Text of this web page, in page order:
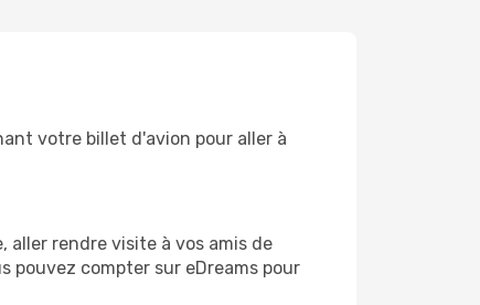
votre billet d'avion pour aller à
aller rendre visite à vos amis de
pouvez compter sur eDreams pour